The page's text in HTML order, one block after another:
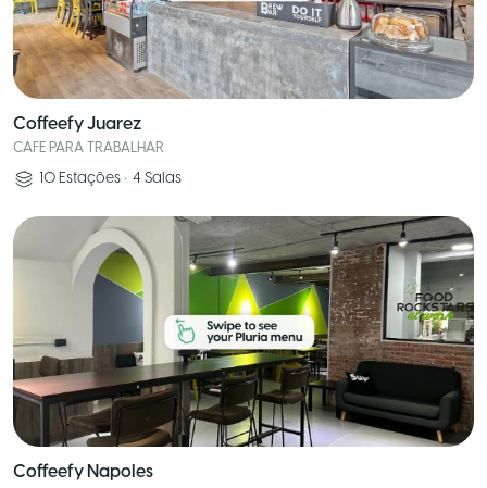
Coffeefy Juarez
CAFE PARA TRABALHAR
10 Estações • 4 Salas
Coffeefy Napoles